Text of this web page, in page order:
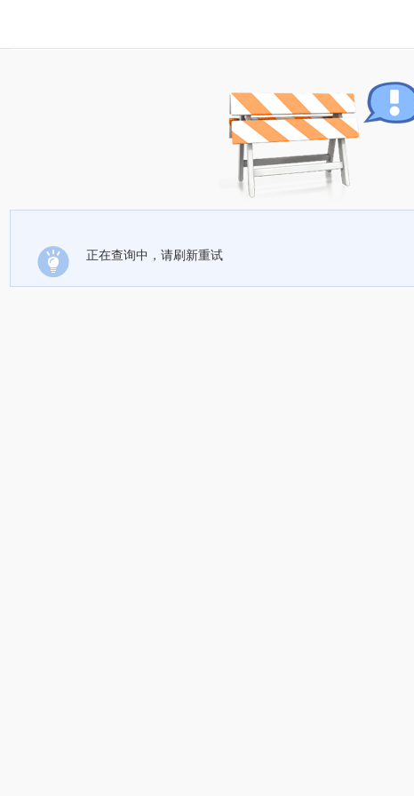
正在查询中，请刷新重试